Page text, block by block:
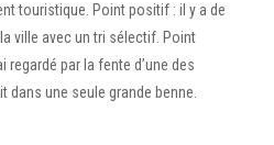
touristique. Point positif : il y a de
ville avec un tri sélectif. Point
par la fente d’une des
une seule grande benne.